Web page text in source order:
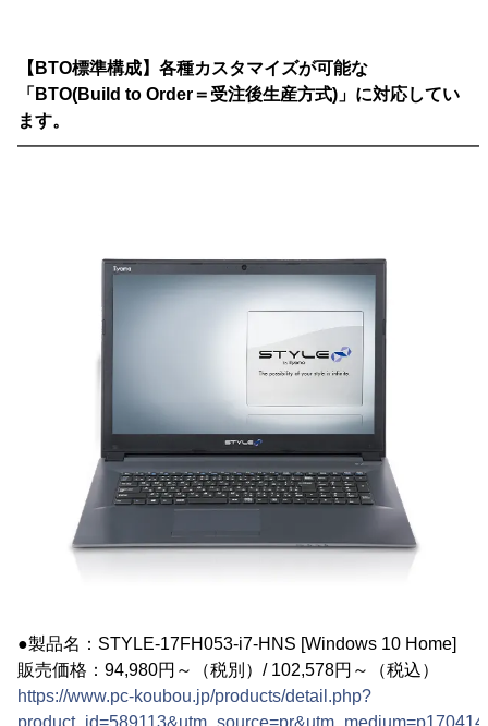
【BTO標準構成】各種カスタマイズが可能な
「BTO(Build to Order＝受注後生産方式)」に対応してい
ます。
●製品名：STYLE-17FH053-i7-HNS [Windows 10 Home]
販売価格：94,980円～（税別）/ 102,578円～（税込）
https://www.pc-koubou.jp/products/detail.php?